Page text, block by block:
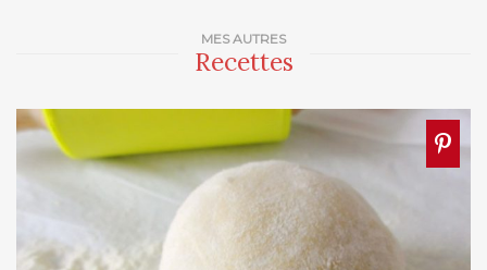
MES AUTRES
Recettes